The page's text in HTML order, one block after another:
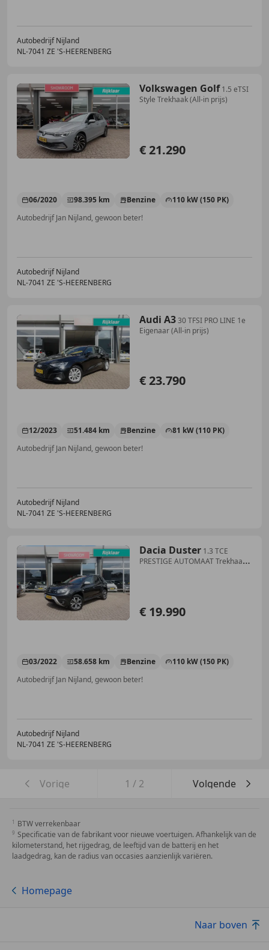
Autobedrijf Nijland
NL-7041 ZE 'S-HEERENBERG
Volkswagen Golf 1.5 eTSI
Style Trekhaak (All-in prijs)
€ 21.290
06/2020 98.395 km Benzine
110 kW (150 PK)
Autobedrijf Jan Nijland, gewoon beter!
Autobedrijf Nijland
NL-7041 ZE 'S-HEERENBERG
Audi A330 TFSI PRO LINE 1e
Eigenaar (All-in prijs)
€ 23.790
12/2023 51.484 km Benzine
81 kW (110 PK)
Autobedrijf Jan Nijland, gewoon beter!
Autobedrijf Nijland
NL-7041 ZE 'S-HEERENBERG
Dacia Duster 1.3 TCE
PRESTIGE AUTOMAAT Trekhaak
€ 19.990
03/2022 58.658 km Benzine
110 kW (150 PK)
Autobedrijf Jan Nijland, gewoon beter!
Autobedrijf Nijland
NL-7041 ZE 'S-HEERENBERG
Vorige 1 / 2 Volgende
BTW verrekenbaar
Specificatie van de fabrikant voor nieuwe voertuigen. Afhankelijk van de
kilometerstand, het rijgedrag, de leeftijd van de batterij en het
laadgedrag, kan de radius van occasies aanzienlijk variëren.
Homepage
Naar boven